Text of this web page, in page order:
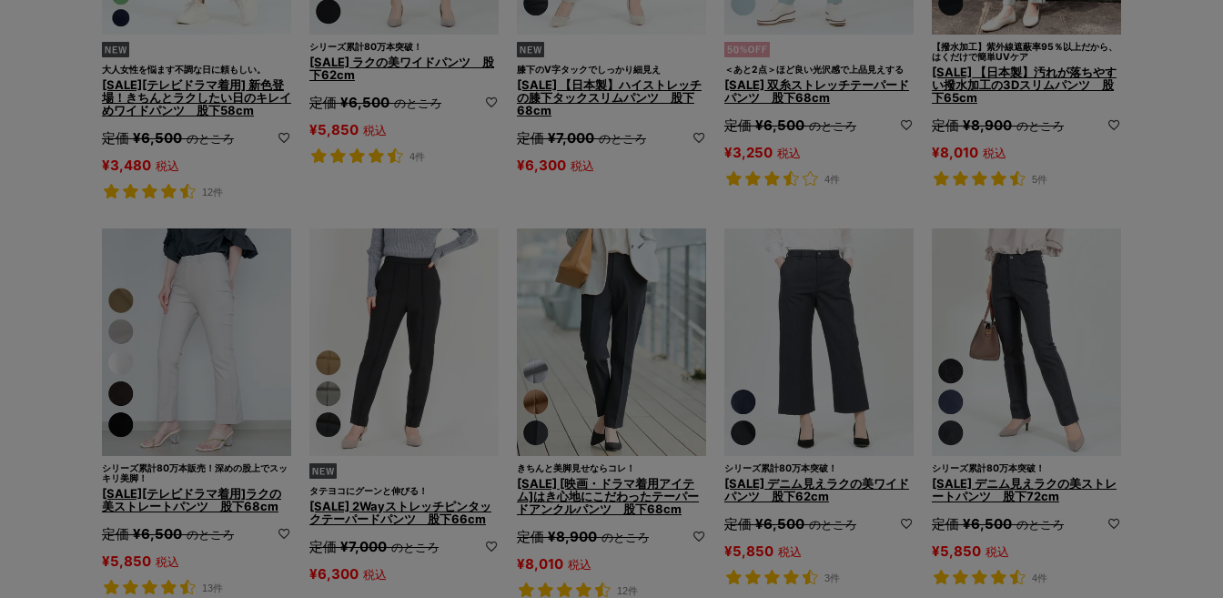
大人女性を悩ます不調な日に頼もしい。
[SALE][テレビドラマ着用] 新色登
場！きちんとラクしたい日のキレイ
めワイドパンツ 股下58cm
定価 ¥6,500 のところ
¥3,480 税込
12件
シリーズ累計80万本突破！
[SALE] ラクの美ワイドパンツ 股
下62cm
定価 ¥6,500 のところ
¥5,850 税込
4件
膝下のV字タックでしっかり細見え
[SALE] 【日本製】ハイストレッチ
の膝下タックスリムパンツ 股下
68cm
定価 ¥7,000 のところ
¥6,300 税込
＜あと2点＞ほど良い光沢感で上品見えする
[SALE] 双糸ストレッチテーパード
パンツ 股下68cm
定価 ¥6,500 のところ
¥3,250 税込
4件
【撥水加工】紫外線遮蔽率95％以上だから、
はくだけで簡単UVケア
[SALE] 【日本製】汚れが落ちやす
い撥水加工の3Dスリムパンツ 股
下65cm
定価 ¥8,900 のところ
¥8,010 税込
5件
シリーズ累計80万本販売！深めの股上でスッ
キリ美脚！
[SALE][テレビドラマ着用]ラクの
美ストレートパンツ 股下68cm
定価 ¥6,500 のところ
¥5,850 税込
13件
タテヨコにグーンと伸びる！
[SALE] 2Wayストレッチピンタッ
クテーパードパンツ 股下66cm
定価 ¥7,000 のところ
¥6,300 税込
きちんと美脚見せならコレ！
[SALE] [映画・ドラマ着用アイテ
ム]はき心地にこだわったテーパー
ドアンクルパンツ 股下68cm
定価 ¥8,900 のところ
¥8,010 税込
12件
シリーズ累計80万本突破！
[SALE] デニム見えラクの美ワイド
パンツ 股下62cm
定価 ¥6,500 のところ
¥5,850 税込
3件
シリーズ累計80万本突破！
[SALE] デニム見えラクの美ストレ
ートパンツ 股下72cm
定価 ¥6,500 のところ
¥5,850 税込
4件